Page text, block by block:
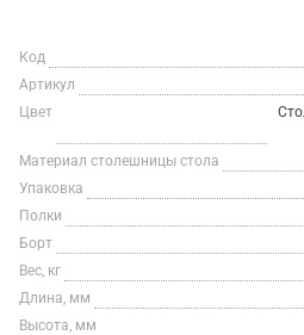
Код
Артикул
Цвет
Материал столешницы стола
Упаковка
Полки
Борт
Вес, кг
Длина, мм
Высота, мм